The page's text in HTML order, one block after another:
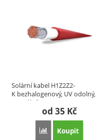
Solární kabel H1Z2Z2-
K bezhalogenový, UV odolný,
speciálně…
od 35 Kč
Porovnat
Koupit